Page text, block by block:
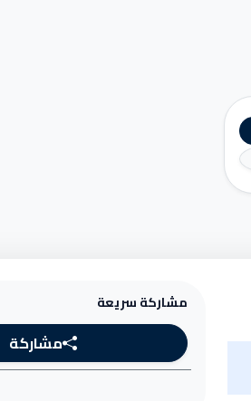
مشاركة سريعة
مشاركة